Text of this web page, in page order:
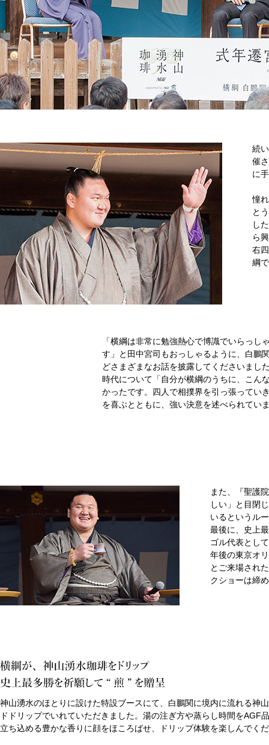
続
催
に
憧
と
し
ら
右
綱
「横綱は非常に勉強熱心で博識でいらっし
す」と田中宮司もおっしゃるように、白鵬
どさまざまなお話を披露してくださいまし
時代について「自分が横綱のうちに、こん
かったです。四人で相撲界を引っ張ってい
を喜ぶとともに、強い決意を述べられてい
また、『聖護
しい」と目閉
いるというル
最後に、史上
ゴル代表とし
年後の東京オ
とご来場され
クショーは締
神山湧水のほとりに設けた特設ブースにて、白鵬関に境内に流れる神
ドドリップでいれていただきました。湯の注ぎ方や蒸らし時間をAGF
立ち込める豊かな香りに顔をほころばせ、ドリップ体験を楽しんでく